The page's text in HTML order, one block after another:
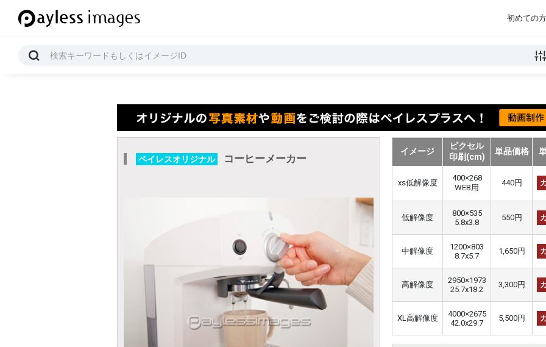
初めての
ペイレスオリジナル コーヒーメーカー
イメージ
ピクセル
印刷(cm)
単品価格
xs低解像度
400×268
WEB用
440円
低解像度
800×535
5.8x3.8
550円
中解像度
1200×803
8.7x5.7
1,650円
高解像度
2950×1973
25.7x18.2
3,300円
XL高解像度
4000×2675
42.0x29.7
5,500円